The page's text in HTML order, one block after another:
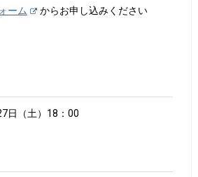
ーム からお申し込みください
日（土）18：00